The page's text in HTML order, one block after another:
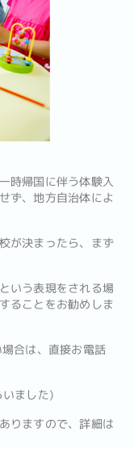
時帰国に伴う体験入
ず、地方自治体によ
が決まったら、まず
いう表現をされる場
ることをお勧めしま
合は、直接お電話
ました)
りますので、詳細は